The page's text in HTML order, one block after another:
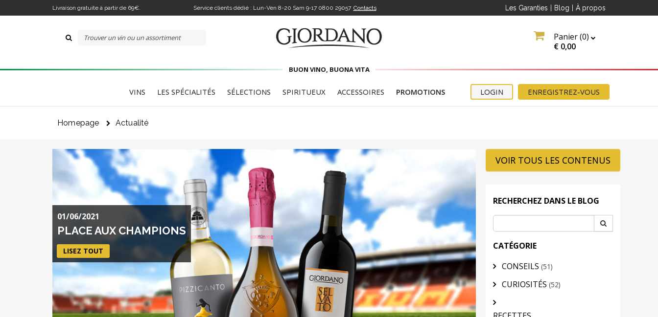
Livraison gratuite à partir de 69€. Service clients dédié : Lun-Ven 8-20 Sam 9-170800 29057 Contacts Les Garanties Blog À propos
Panier (0)
€ 0,00
BUON VINO, BUONA VITA
VINS LES SPÉCIALITÉS SÉLECTIONS SPIRITUEUX ACCESSOIRES PROMOTIONS ENREGISTREZ-VOUS
LOGIN
Homepage Actualité
01/06/2021
PLACE AUX CHAMPIONS
LISEZ TOUT
VOIR TOUS LES CONTENUS
RECHERCHEZ DANS LE BLOG
CATÉGORIE
CONSEILS (51)
CURIOSITÉS (52)